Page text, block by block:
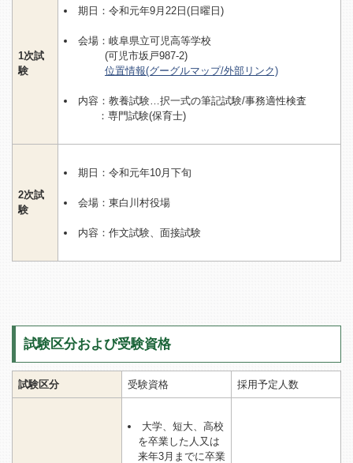
1次試
験
期日：令和元年9月22日(日曜日)
会場：岐阜県立可児高等学校
(可児市坂戸987-2)
位置情報(グーグルマップ/外部リンク)
内容：教養試験…択一式の筆記試験/事務適性検査
：専門試験(保育士)
2次試
験
期日：令和元年10月下旬
会場：東白川村役場
内容：作文試験、面接試験
試験区分および受験資格
試験区分 受験資格 採用予定人数
大学、短大、高校
を卒業した人又は
来年3月までに卒業